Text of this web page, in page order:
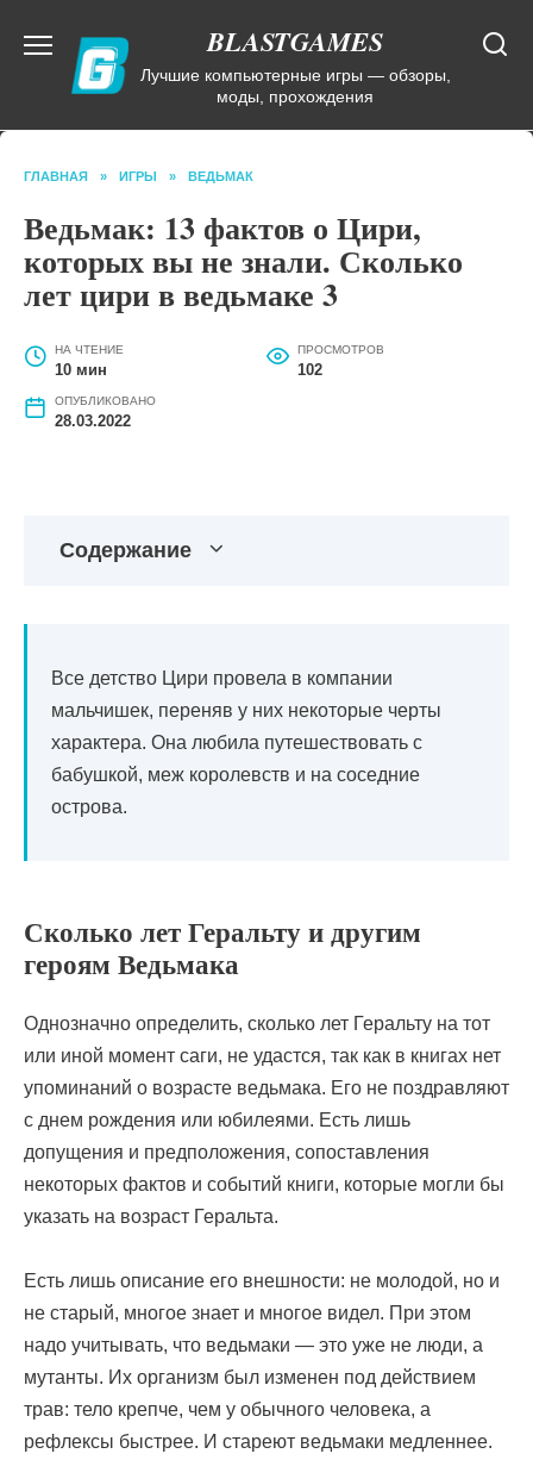
содержанию
BLASTGAMES
Лучшие компьютерные игры — обзоры,
моды, прохождения
ГЛАВНАЯ » ИГРЫ » ВЕДЬМАК
Ведьмак: 13 фактов о Цири,
которых вы не знали. Сколько
лет цири в ведьмаке 3
НА ЧТЕНИЕ
10 мин
ПРОСМОТРОВ
102
ОПУБЛИКОВАНО
28.03.2022
Содержание
Все детство Цири провела в компании
мальчишек, переняв у них некоторые черты
характера. Она любила путешествовать с
бабушкой, меж королевств и на соседние
острова.
Сколько лет Геральту и другим
героям Ведьмака
Однозначно определить, сколько лет Геральту на тот
или иной момент саги, не удастся, так как в книгах нет
упоминаний о возрасте ведьмака. Его не поздравляют
с днем рождения или юбилеями. Есть лишь
допущения и предположения, сопоставления
некоторых фактов и событий книги, которые могли бы
указать на возраст Геральта.
Есть лишь описание его внешности: не молодой, но и
не старый, многое знает и многое видел. При этом
надо учитывать, что ведьмаки — это уже не люди, а
мутанты. Их организм был изменен под действием
трав: тело крепче, чем у обычного человека, а
рефлексы быстрее. И стареют ведьмаки медленнее.